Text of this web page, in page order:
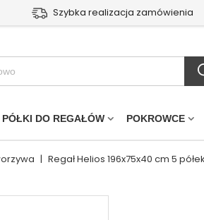
Szybka realizacja zamówienia
PÓŁKI DO REGAŁÓW POKROWCE
| Regał Helios 196x75x40 cm 5